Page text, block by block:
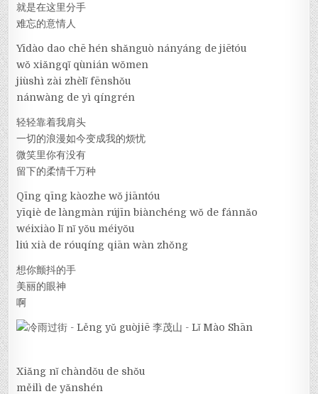
就是在这里分手
难忘的意情人
Yīdào dao chē hén shǎnguò nányáng de jiētóu
wǒ xiǎngqǐ qùnián wǒmen
jiùshì zài zhèlǐ fēnshǒu
nánwàng de yì qíngrén
轻轻靠着我肩头
一切的浪漫如今变成我的烦忧
微笑里你有没有
留下的柔情千万种
Qīng qīng kàozhe wǒ jiāntóu
yīqiè de làngmàn rújīn biànchéng wǒ de fánnǎo
wéixiào lǐ nǐ yǒu méiyǒu
liú xià de róuqíng qiān wàn zhǒng
想你颤抖的手
美丽的眼神
啊
Xiǎng nǐ chàndǒu de shǒu
měilì de yǎnshén